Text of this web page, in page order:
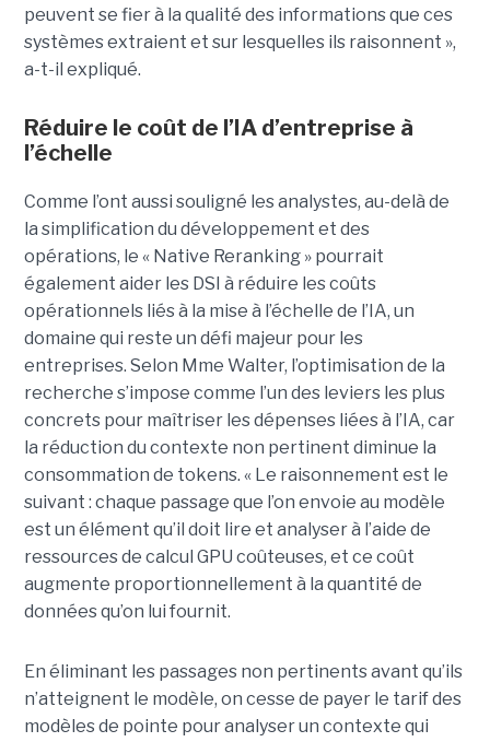
peuvent se fier à la qualité des informations que ces
systèmes extraient et sur lesquelles ils raisonnent »,
a-t-il expliqué.
Réduire le coût de l’IA d’entreprise à
l’échelle
Comme l’ont aussi souligné les analystes, au-delà de
la simplification du développement et des
opérations, le « Native Reranking » pourrait
également aider les DSI à réduire les coûts
opérationnels liés à la mise à l’échelle de l’IA, un
domaine qui reste un défi majeur pour les
entreprises. Selon Mme Walter, l’optimisation de la
recherche s’impose comme l’un des leviers les plus
concrets pour maîtriser les dépenses liées à l’IA, car
la réduction du contexte non pertinent diminue la
consommation de tokens. « Le raisonnement est le
suivant : chaque passage que l’on envoie au modèle
est un élément qu’il doit lire et analyser à l’aide de
ressources de calcul GPU coûteuses, et ce coût
augmente proportionnellement à la quantité de
données qu’on lui fournit.
En éliminant les passages non pertinents avant qu’ils
n’atteignent le modèle, on cesse de payer le tarif des
modèles de pointe pour analyser un contexte qui